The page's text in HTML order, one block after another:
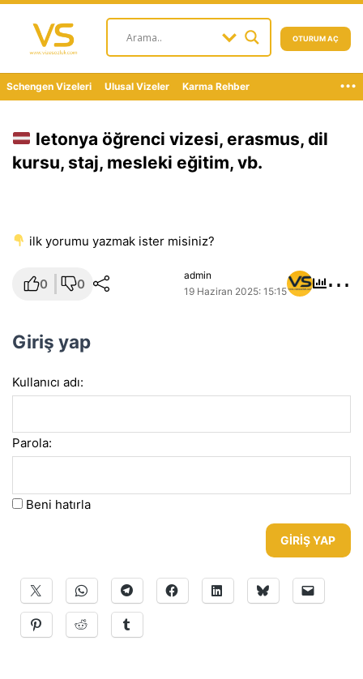
OTURUM AÇ
Schengen Vizeleri Ulusal Vizeler Karma Rehber ...
letonya öğrenci vizesi, erasmus, dil
kursu, staj, mesleki eğitim, vb.
i̇lk yorumu yazmak ister misiniz?
0 0
admin
19 Haziran 2025: 15:15
⋯
Giriş yap
Kullanıcı adı:
Parola:
Beni hatırla
GIRIŞ YAP